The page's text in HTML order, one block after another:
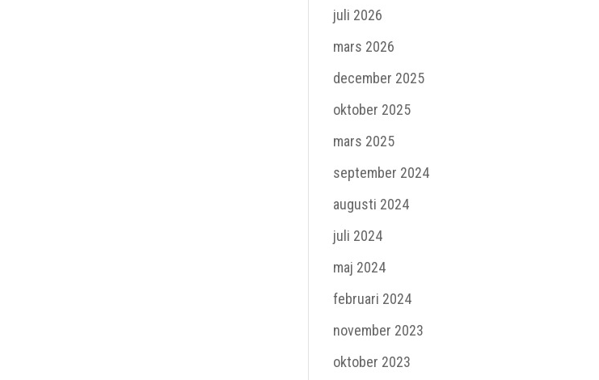
juli 2026
mars 2026
december 2025
oktober 2025
mars 2025
september 2024
augusti 2024
juli 2024
maj 2024
februari 2024
november 2023
oktober 2023